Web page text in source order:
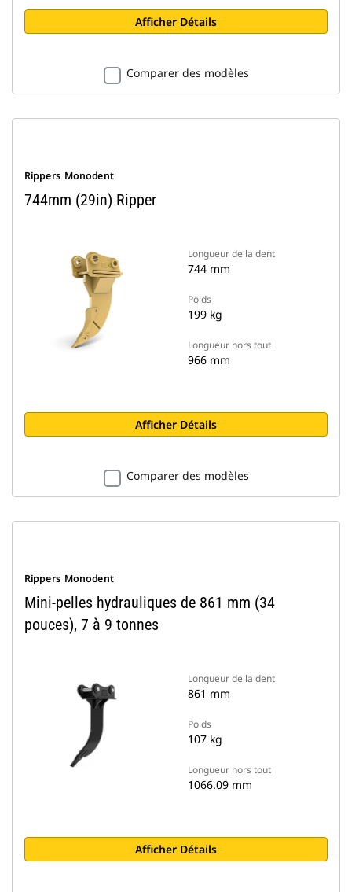
Afficher Détails
Comparer des modèles
Rippers Monodent
744mm (29in) Ripper
Longueur de la dent
744 mm
Poids
199 kg
Longueur hors tout
966 mm
Afficher Détails
Comparer des modèles
Rippers Monodent
Mini-pelles hydrauliques de 861 mm (34
pouces), 7 à 9 tonnes
Longueur de la dent
861 mm
Poids
107 kg
Longueur hors tout
1066.09 mm
Afficher Détails